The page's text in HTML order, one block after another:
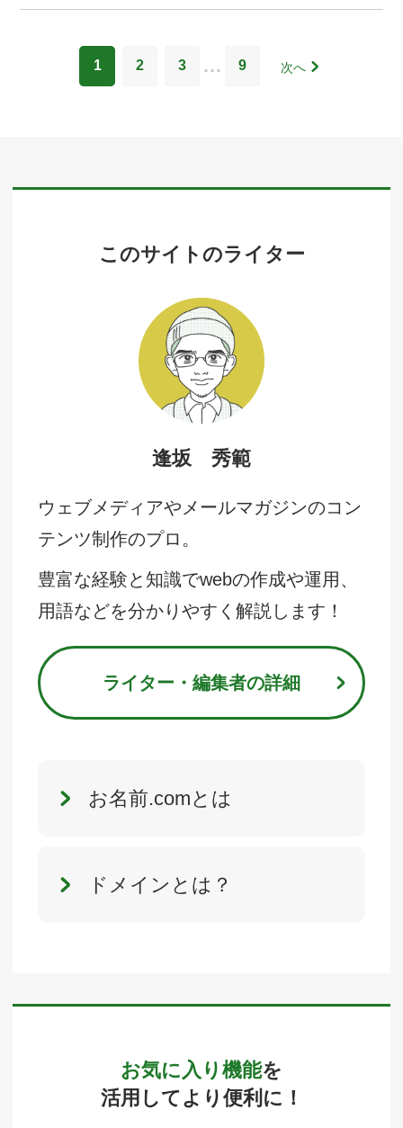
1 2 3 … 9 次へ
このサイトのライター
逢坂 秀範
ウェブメディアやメールマガジンのコン
テンツ制作のプロ。
豊富な経験と知識でwebの作成や運用、
用語などを分かりやすく解説します！
ライター・編集者の詳細
お名前.comとは
ドメインとは？
お気に入り機能を
活用してより便利に！